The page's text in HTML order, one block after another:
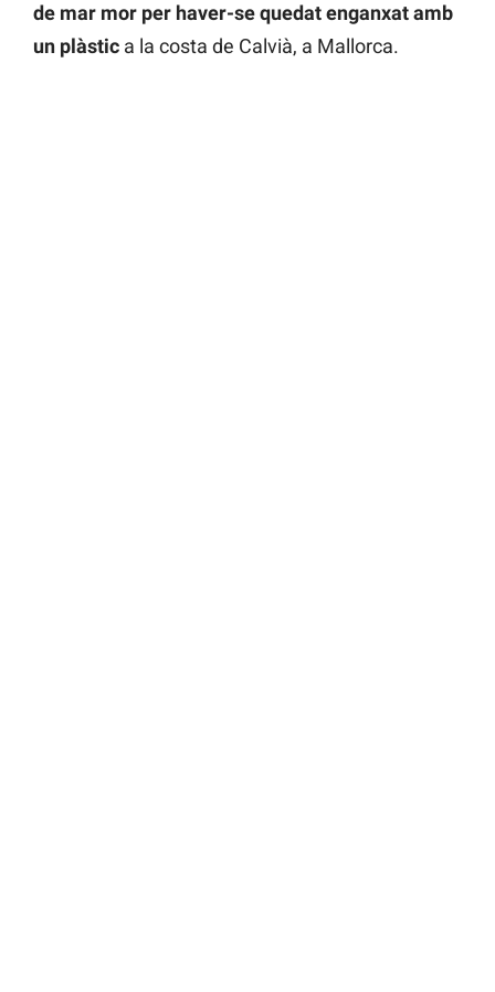
de mar mor per haver-se quedat enganxat amb
un plàstic a la costa de Calvià, a Mallorca.